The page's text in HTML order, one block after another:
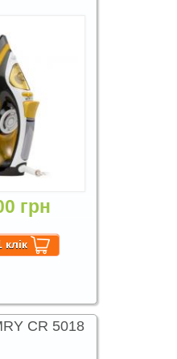
грн
CR 5018